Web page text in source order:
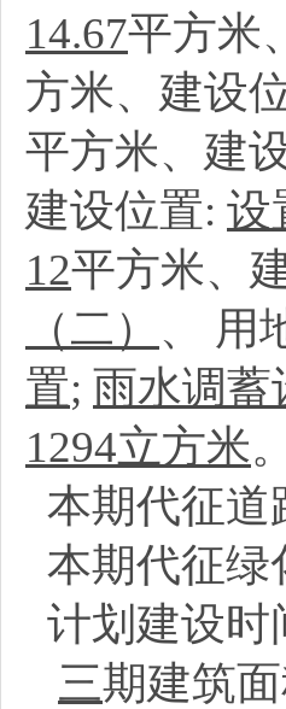
14.67平方米
方米、建设
平方米、建
建设位置: 设
12平方米、
（二） 、 用
置; 雨水调蓄
1294立方米。
本期代征道
本期代征绿
计划建设时
三期建筑